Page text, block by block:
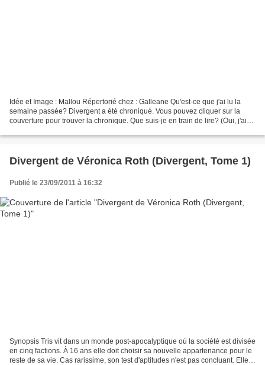
Idée et Image : Mallou Répertorié chez : Galleane Qu'est-ce que j'ai lu la
semaine passée? Divergent a été chroniqué. Vous pouvez cliquer sur la
couverture pour trouver la chronique. Que suis-je en train de lire? (Oui, j'ai
Divergent de Véronica Roth (Divergent, Tome 1)
Publié le 23/09/2011 à 16:32
Synopsis Tris vit dans un monde post-apocalyptique où la société est divisée
en cinq factions. À 16 ans elle doit choisir sa nouvelle appartenance pour le
reste de sa vie. Cas rarissime, son test d'aptitudes n'est pas concluant. Elle